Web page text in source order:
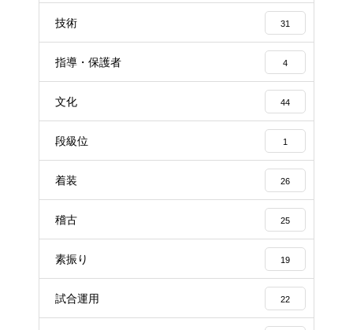
技術 31
指導・保護者 4
文化 44
段級位 1
着装 26
稽古 25
素振り 19
試合運用 22